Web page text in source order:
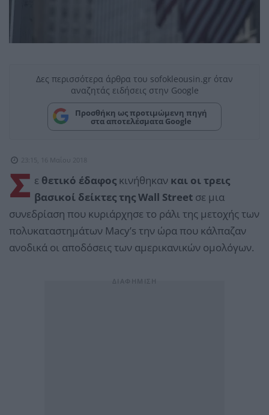
Δες περισσότερα άρθρα του sofokleousin.gr όταν
αναζητάς ειδήσεις στην Google
Προσθήκη ως προτιμώμενη πηγή
στα αποτελέσματα Google
23:15, 16 Μαΐου 2018
Σ ε θετικό έδαφος κινήθηκαν και οι τρεις
βασικοί δείκτες της Wall Street σε μια
συνεδρίαση που κυριάρχησε το ράλι της μετοχής των
πολυκαταστημάτων Macy’s την ώρα που κάλπαζαν
ανοδικά οι αποδόσεις των αμερικανικών ομολόγων.